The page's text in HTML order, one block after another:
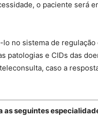
o paciente será
no sistema de regulação
patologias e CIDs das
caso a
as seguintes